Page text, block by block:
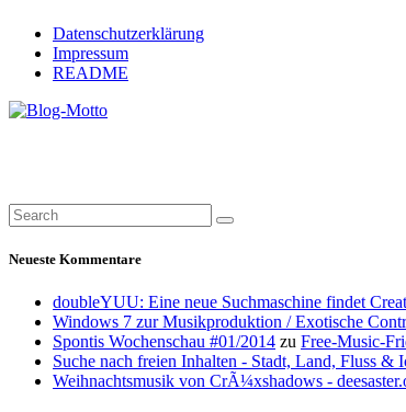
Datenschutzerklärung
Impressum
README
Neueste Kommentare
doubleYUU: Eine neue Suchmaschine findet
Windows 7 zur Musikproduktion / Exotische
Spontis Wochenschau #01/2014 zu Free-Music-
Suche nach freien Inhalten - Stadt, Land, Fluss &
Weihnachtsmusik von CrÃ¼xshadows -